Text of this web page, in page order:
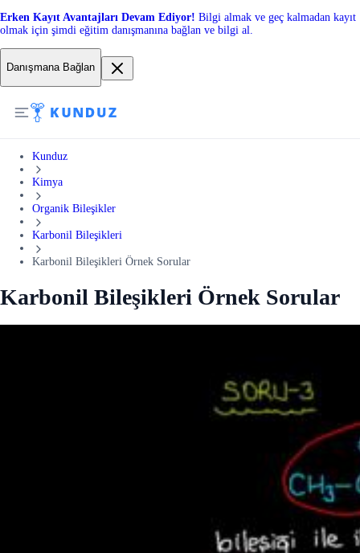
Erken Kayıt Avantajları Devam Ediyor! Bilgi almak ve geç kalmadan kayıt
olmak için şimdi eğitim danışmanına bağlan ve bilgi al.
Danışmana Bağlan
Kunduz
Kimya
Organik Bileşikler
Karbonil Bileşikleri
Karbonil Bileşikleri Örnek Sorular
Karbonil Bileşikleri Örnek Sorular